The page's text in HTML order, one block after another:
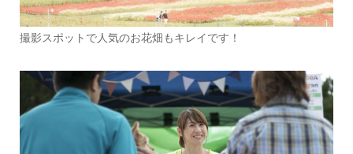
撮影スポットで人気のお花畑もキレイです！